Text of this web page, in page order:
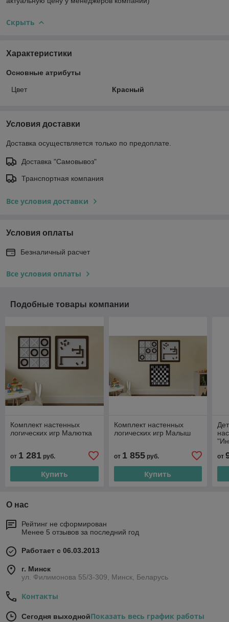
Скрыть
Характеристики
Основные атрибуты
Цвет Красный
Условия доставки
Доставка осуществляется только по предоплате.
Доставка "Самовывоз"
Транспортная компания
Все условия доставки
Условия оплаты
Безналичный расчет
Все условия оплаты
Подобные товары компании
Комплект настенных
логических игр Малютка
от 1 281 руб.
Купить
Комплект настенных
логических игр Малыш
от 1 855руб.
Купить
от
О нас
Рейтинг не сформирован
Менее 5 отзывов за последний год
Работает с 06.03.2013
г. Минск
ул. Филимонова 55/3-309, Минск, Беларусь
Контакты
Сегодня выходнойПоказать весь график работы